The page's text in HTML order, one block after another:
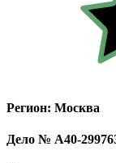
Регион: Москва
Дело № А40-